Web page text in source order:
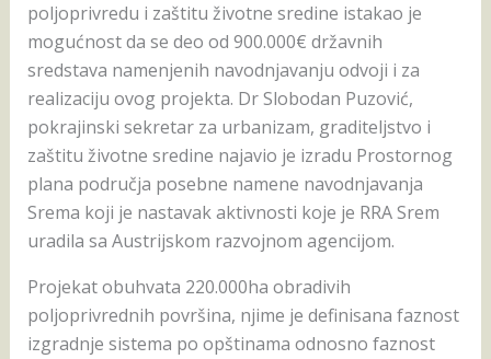
poljoprivredu i zaštitu životne sredine istakao je
mogućnost da se deo od 900.000€ državnih
sredstava namenjenih navodnjavanju odvoji i za
realizaciju ovog projekta. Dr Slobodan Puzović,
pokrajinski sekretar za urbanizam, graditeljstvo i
zaštitu životne sredine najavio je izradu Prostornog
plana područja posebne namene navodnjavanja
Srema koji je nastavak aktivnosti koje je RRA Srem
uradila sa Austrijskom razvojnom agencijom.
Projekat obuhvata 220.000ha obradivih
poljoprivrednih površina, njime je definisana faznost
izgradnje sistema po opštinama odnosno faznost